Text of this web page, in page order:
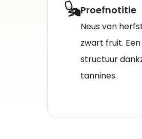
Proefnotitie
Neus van
zwart fruit.
structuur
tannines.